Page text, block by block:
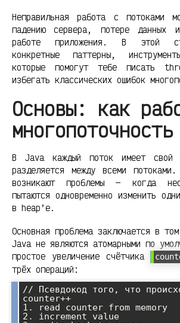
Неправильная работа с потоками
падению сервера, потере данных
работе приложения. В этой
конкретные паттерны,
которые помогут тебе писать
избегать классических ошибок
Основы: как
В Java каждый поток имеет
разделяется между всеми
возникают проблемы — когда
пытаются одновременно изменить
в heap’е.
Основная проблема заключается в
Java не являются атомарными по
простое увеличение счётчика
трёх операций:
// Псевдокод того, что
counter++
1. read counter from memory
2. increment value